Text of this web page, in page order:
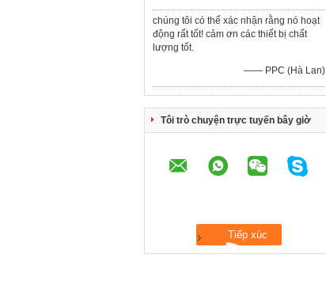
chúng tôi có thể xác nhận rằng nó hoạt
động rất tốt! cảm ơn các thiết bị chất
lượng tốt.
—— PPC (Hà Lan)
Tôi trò chuyện trực tuyến bây giờ